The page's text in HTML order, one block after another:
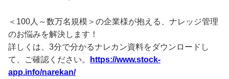
＜100人～数万名規模＞の企業様が抱える、ナレッジ管理
のお悩みを解決します！
詳しくは、3分で分かるナレカン資料をダウンロードし
て、ご確認ください。
https://www.stock-
app.info/narekan/